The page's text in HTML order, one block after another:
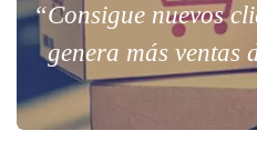
“Consigue nuevos
genera más ventas